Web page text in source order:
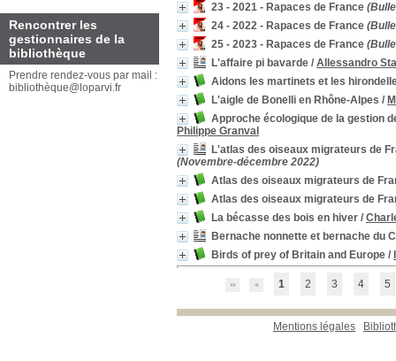
23 - 2021 - Rapaces de France
24 - 2022 - Rapaces de France
25 - 2023 - Rapaces de France
L'affaire pi bavarde / Allessandro
Aidons les martinets et les
L'aigle de Bonelli en Rhône-Alpes /
Approche écologique de la gestion
Philippe Granval
L'atlas des oiseaux migrateurs de
(Novembre-décembre 2022)
Atlas des oiseaux migrateurs de
Atlas des oiseaux migrateurs de
La bécasse des bois en hiver /
Bernache nonnette et bernache du
Birds of prey of Britain and Europe /
1 2 3 4 5
Mentions légales
Rencontrer les
gestionnaires de la
bibliothèque
Prendre rendez-vous par mail :
bibliothèque@loparvi.fr